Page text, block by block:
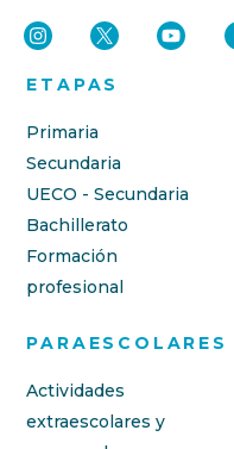
ETAPAS
Primaria
Secundaria
UECO - Secundaria
Bachillerato
Formación
profesional
PARAESCOLARES
Actividades
extraescolares y